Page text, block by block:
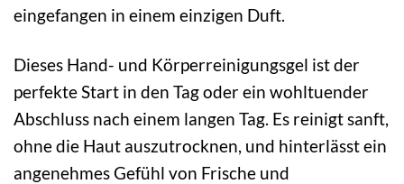
eingefangen in einem einzigen Duft.
Dieses Hand- und Körperreinigungsgel ist der
perfekte Start in den Tag oder ein wohltuender
Abschluss nach einem langen Tag. Es reinigt sanft,
ohne die Haut auszutrocknen, und hinterlässt ein
angenehmes Gefühl von Frische und